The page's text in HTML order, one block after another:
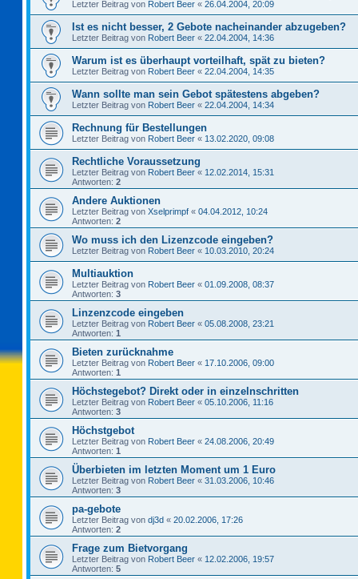
Letzter Beitrag von Robert Beer « 26.04.2004, 20:09
Ist es nicht besser, 2 Gebote nacheinander abzugeben?
Letzter Beitrag von Robert Beer « 22.04.2004, 14:36
Warum ist es überhaupt vorteilhaft, spät zu bieten?
Letzter Beitrag von Robert Beer « 22.04.2004, 14:35
Wann sollte man sein Gebot spätestens abgeben?
Letzter Beitrag von Robert Beer « 22.04.2004, 14:34
Rechnung für Bestellungen
Letzter Beitrag von Robert Beer « 13.02.2020, 09:08
Rechtliche Voraussetzung
Letzter Beitrag von Robert Beer « 12.02.2014, 15:31
Antworten: 2
Andere Auktionen
Letzter Beitrag von Xselprimpf « 04.04.2012, 10:24
Antworten: 2
Wo muss ich den Lizenzcode eingeben?
Letzter Beitrag von Robert Beer « 10.03.2010, 20:24
Multiauktion
Letzter Beitrag von Robert Beer « 01.09.2008, 08:37
Antworten: 3
Linzenzcode eingeben
Letzter Beitrag von Robert Beer « 05.08.2008, 23:21
Antworten: 1
Bieten zurücknahme
Letzter Beitrag von Robert Beer « 17.10.2006, 09:00
Antworten: 1
Höchstegebot? Direkt oder in einzelnschritten
Letzter Beitrag von Robert Beer « 05.10.2006, 11:16
Antworten: 3
Höchstgebot
Letzter Beitrag von Robert Beer « 24.08.2006, 20:49
Antworten: 1
Überbieten im letzten Moment um 1 Euro
Letzter Beitrag von Robert Beer « 31.03.2006, 10:46
Antworten: 3
pa-gebote
Letzter Beitrag von dj3d « 20.02.2006, 17:26
Antworten: 2
Frage zum Bietvorgang
Letzter Beitrag von Robert Beer « 12.02.2006, 19:57
Antworten: 5